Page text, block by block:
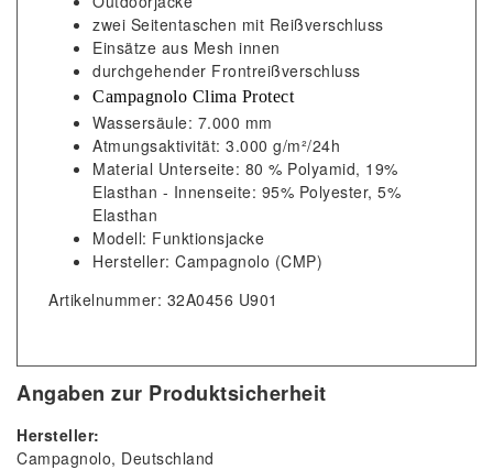
zwei Seitentaschen mit Reißverschluss
Einsätze aus Mesh innen
durchgehender Frontreißverschluss
Campagnolo Clima Protect
Wassersäule: 7.000 mm
Atmungsaktivität: 3.000 g/m²/24h
Material Unterseite: 80 % Polyamid, 19%
Elasthan - Innenseite: 95% Polyester, 5%
Elasthan
Modell: Funktionsjacke
Hersteller: Campagnolo (CMP)
Artikelnummer: 32A0456 U901
Angaben zur Produktsicherheit
Hersteller:
Campagnolo Deutschland